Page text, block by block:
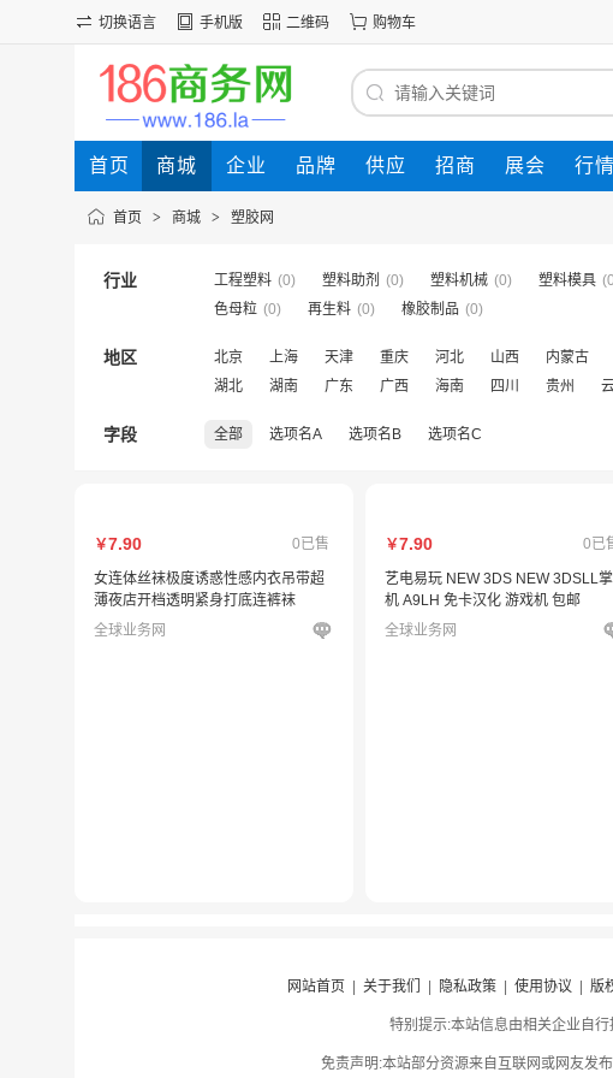
切换语言 手机版 二维码 购物车
首页 商城 企业 品牌 供应 招商 展会 行情
首页 > 商城 > 塑胶网
行业 工程塑料 (0) 塑料助剂 (0) 塑料机械 (0) 塑料模具
色母粒 (0) 再生料 (0) 橡胶制品 (0)
地区 北京 上海 天津 重庆 河北 山西 内蒙古
湖北
湖南 广东 广西 海南 四川 贵州
字段 全部 选项名A 选项名B 选项名C
￥7.90 0已售
女连体丝袜极度诱惑性感内衣吊带超
薄夜店开档透明紧身打底连裤袜
全球业务网
￥7.90 0已
艺电易玩 NEW 3DS NEW 3DSLL掌
机 A9LH 免卡汉化 游戏机 包邮
全球业务网
网站首页 关于我们 隐私政策| 使用协议 版
特别提示:本站信息由相关企业自
免责声明:本站部分资源来自互联网或网友发